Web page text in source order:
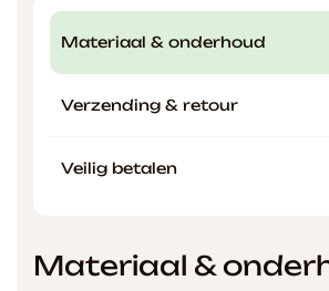
Materiaal & onderhoud
Verzending & retour
Veilig betalen
Materiaal &